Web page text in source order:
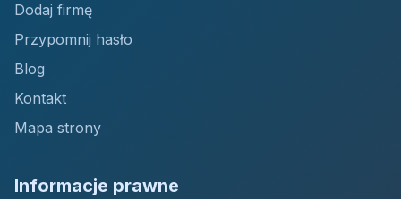
Dodaj firmę
Przypomnij hasło
Blog
Kontakt
Mapa strony
Informacje prawne